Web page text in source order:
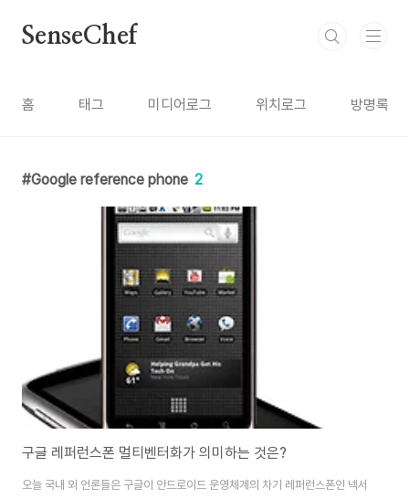
SenseChef
홈 태그 미디어로그 위치로그 방명록
Google reference phone 2
구글 레퍼런스폰 멀티벤터화가 의미하는 것은?
오늘 국내 외 언론들은 구글이 안드로이드 운영체계의 차기 레퍼런스폰인 넥서